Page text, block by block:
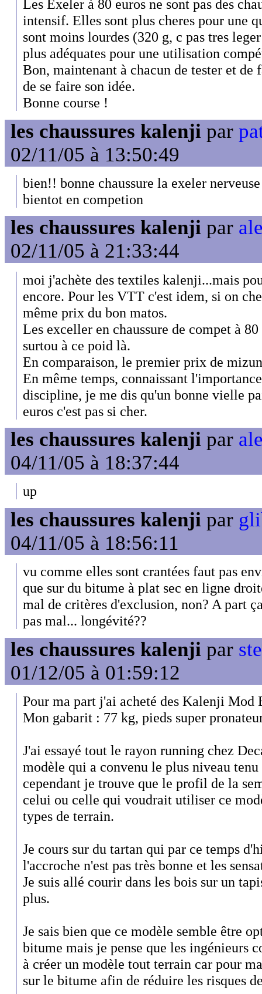
Les Exeler à 80 euros ne sont pas des
intensif. Elles sont plus cheres pour une
sont moins lourdes (320 g, c pas tres
plus adéquates pour une utilisation
Bon, maintenant à chacun de tester et de
de se faire son idée.
Bonne course !
les chaussures kalenji par
02/11/05 à 13:50:49
bien!! bonne chaussure la exeler
bientot en competion
les chaussures kalenji par
02/11/05 à 21:33:44
moi j'achète des textiles kalenji...mais
encore. Pour les VTT c'est idem, si on
même prix du bon matos.
Les exceller en chaussure de compet à 80
surtou à ce poid là.
En comparaison, le premier prix de
En même temps, connaissant
discipline, je me dis qu'un bonne vielle
euros c'est pas si cher.
les chaussures kalenji par
04/11/05 à 18:37:44
up
les chaussures kalenji par
04/11/05 à 18:56:11
vu comme elles sont crantées faut pas
que sur du bitume à plat sec en ligne
mal de critères d'exclusion, non? A part
pas mal... longévité??
les chaussures kalenji par
01/12/05 à 01:59:12
Pour ma part j'ai acheté des Kalenji Mod
Mon gabarit : 77 kg, pieds super
J'ai essayé tout le rayon running chez
modèle qui a convenu le plus niveau
cependant je trouve que le profil de la
celui ou celle qui voudrait utiliser ce
types de terrain.
Je cours sur du tartan qui par ce temps
l'accroche n'est pas très bonne et les
Je suis allé courir dans les bois sur un
plus.
Je sais bien que ce modèle semble être
bitume mais je pense que les ingénieurs
à créer un modèle tout terrain car pour
sur le bitume afin de réduire les risques